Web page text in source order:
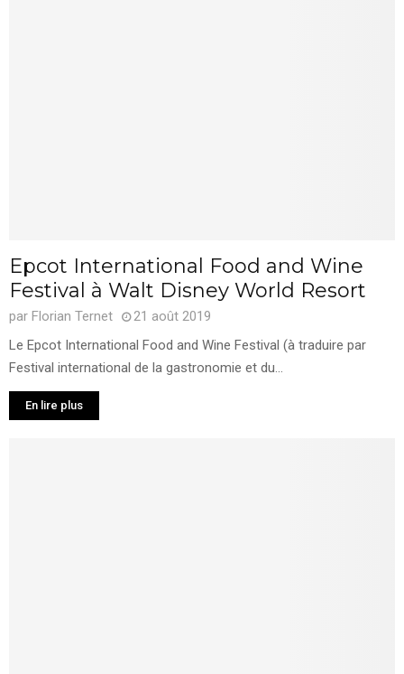
Epcot International Food and Wine
Festival à Walt Disney World Resort
par Florian Ternet
21 août 2019
Le Epcot International Food and Wine Festival (à traduire par
Festival international de la gastronomie et du...
En lire plus